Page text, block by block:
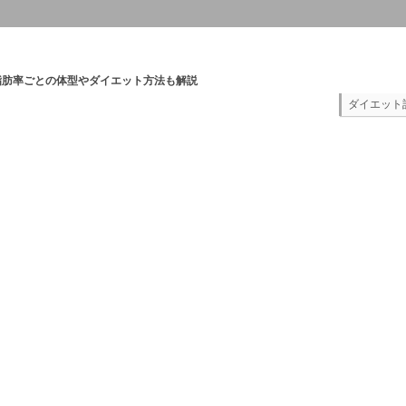
率ごとの体型やダイエット方法も解説
ダイエット